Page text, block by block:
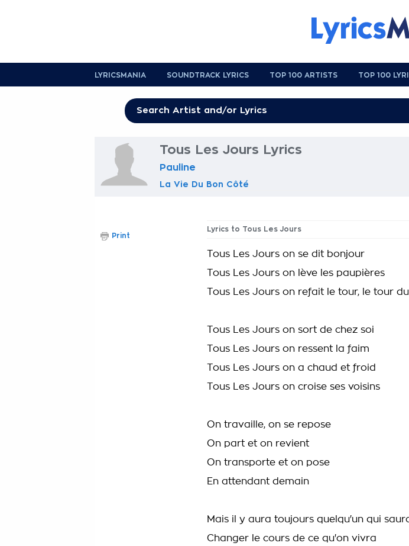
LYRICSMANIA SOUNDTRACK LYRICS TOP 100 ARTISTS TOP 100
Tous Les Jours Lyrics
Pauline
La Vie Du Bon Côté
Lyrics to Tous Les Jours
Tous Les Jours on se dit bonjour
Tous Les Jours on lève les paupières
Tous Les Jours on refait le tour, le tour
Tous Les Jours on sort de chez soi
Tous Les Jours on ressent la faim
Tous Les Jours on a chaud et froid
Tous Les Jours on croise ses voisins
On travaille, on se repose
On part et on revient
On transporte et on pose
En attendant demain
Mais il y aura toujours quelqu'un qui
Changer le cours de ce qu'on vivra
Print